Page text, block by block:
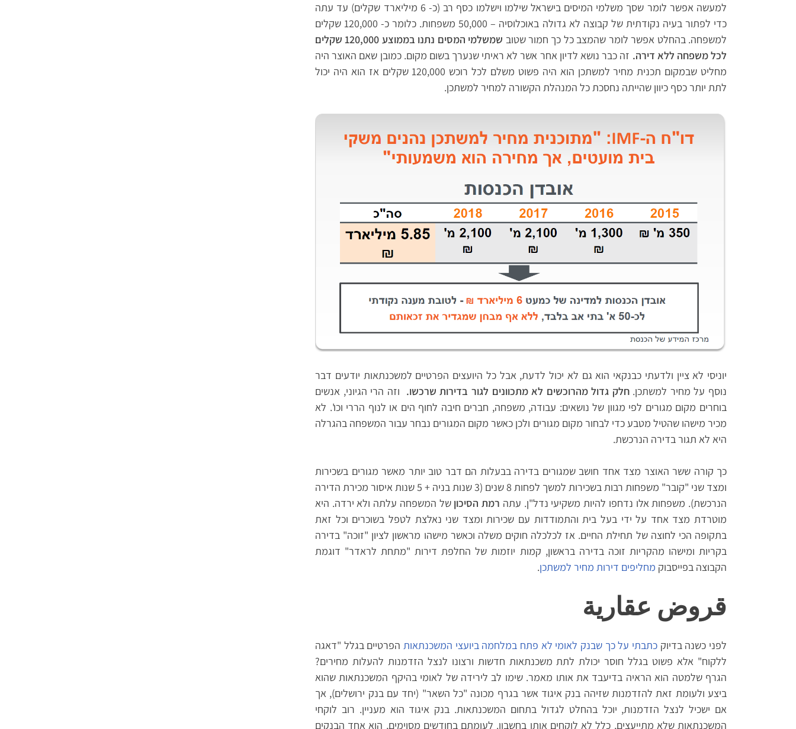
למעשה אפשר לומר שסך משלמי המיסים בישראל שילמו וישלמו כסף רב (כ- 6 מיליארד שקלים) עד עתה
כדי לפתור בעיה נקודתית של קבוצה לא גדולה באוכלוסיה – 50,000 משפחות. כלומר כ- 120,000 שקלים
למשפחה. בהחלט אפשר לומר שהמצב כל כך חמור שטוב
שמשלמי המסים נתנו בממוצע 120,000 שקלים
לכל משפחה ללא דירה. זה כבר נושא לדיון אחר אשר לא ראיתי שנערך בשום מקום. כמובן שאם האוצר היה
מחליט שבמקום תכנית מחיר למשתכן הוא היה פשוט משלם לכל רוכש 120,000 שקלים אז הוא היה יכול
לתת יותר כסף כיוון שהייתה נחסכת כל המנהלת הקשורה למחיר למשתכן.
יוניסי לא ציין ולדעתי כבנקאי הוא גם לא יכול לדעת, אבל כל היועצים הפרטיים למשכנתאות יודעים דבר
נוסף על מחיר למשתכן.חלק גדול מהרוכשים לא מתכוונים לגור בדירות שרכשו. וזה הרי הגיוני, אנשים
בוחרים מקום מגורים לפי מגוון של נושאים: עבודה, משפחה, חברים חיבה לחוף הים או לנוף הררי וכו'. לא
מכיר מישהו שהטיל מטבע כדי לבחור מקום מגורים ולכן כאשר מקום המגורים נבחר עבור המשפחה בהגרלה
היא לא תגור בדירה הנרכשת.
כך קורה ששר האוצר מצד אחד חושב שמגורים בדירה בבעלות הם דבר טוב יותר מאשר מגורים בשכירות
ומצד שני "קובר" משפחות רבות בשכירות למשך לפחות 8 שנים (3 שנות בניה + 5 שנות איסור מכירת הדירה
הנרכשת). משפחות אלו נדחפו להיות משקיעי נדל"ן. עתה רמת הסיכון של המשפחה עלתה ולא ירדה. היא
מוטרדת מצד אחד על ידי בעל בית והתמודדות עם שכירות ומצד שני נאלצת לטפל בשוכרים וכל זאת
בתקופה הכי לחוצה של תחילת החיים. אז לכלכלה חוקים משלה וכאשר מישהו מראשון לציון "זוכה" בדירה
בקריות ומישהו מהקריות זוכה בדירה בראשון, קמות יוזמות של החלפת דירות "מתחת לראדר" דוגמת
הקבוצה בפייסבוק מחליפים דירות מחיר למשתכן.
قروض عقارية
לפני כשנה בדיוק כתבתי על כך שבנק לאומי לא פתח במלחמה ביועצי המשכנתאות הפרטיים בגלל "דאגה
ללקוח" אלא פשוט בגלל חוסר יכולת לתת משכנתאות חדשות ורצונו לנצל הזדמנות להעלות מחירים?
הגרף שלמטה הוא הראיה בדיעבד את אותו מאמר. שימו לב לירידה של לאומי בהיקף המשכנתאות שהוא
ביצע ולעומת זאת להזדמנות שזיהה בנק איגוד אשר בגרף מכונה "כל השאר" (יחד עם בנק ירושלים), אך
אם ישכיל לנצל הזדמנות, יוכל בהחלט לגדול בתחום המשכנתאות. בנק איגוד הוא מעניין. רוב לוקחי
המשכנתאות שלא מתייעצים, כלל לא לוקחים אותו בחשבון. לעומתם בחודשים מסוימים, הוא אחד הבנקים